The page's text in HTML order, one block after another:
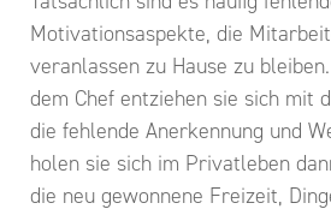
Motivationsaspekte, die
veranlassen zu Hause zu
dem Chef entziehen sie sich mit
die fehlende Anerkennung und
holen sie sich im Privatleben
die neu gewonnene Freizeit,